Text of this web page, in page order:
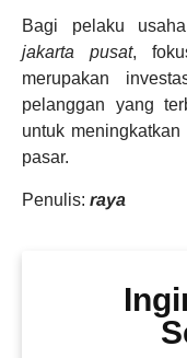
Bagi pelaku
jakarta pusat,
merupakan
pelanggan yang
untuk
pasar.
Penulis: raya